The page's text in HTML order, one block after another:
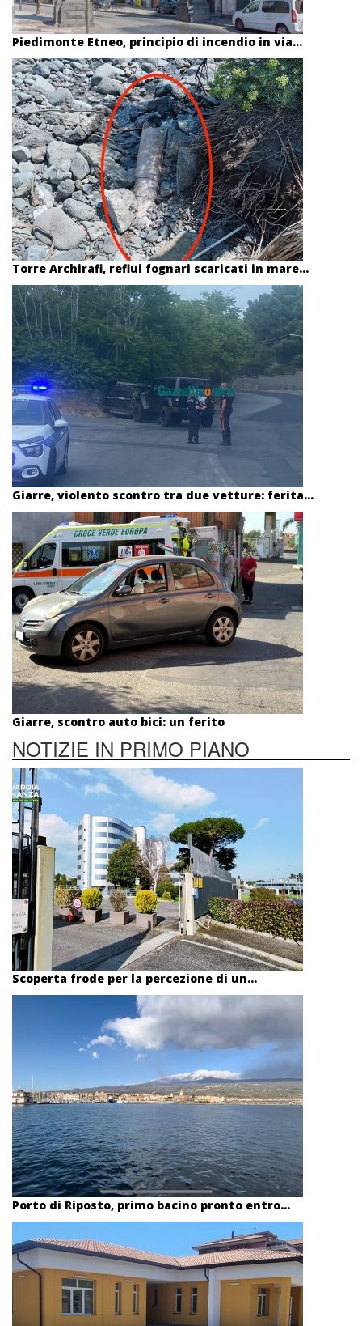
Piedimonte Etneo, principio di incendio in via...
Torre Archirafi, reflui fognari scaricati in mare...
Giarre, violento scontro tra due vetture: ferita...
Giarre, scontro auto bici: un ferito
NOTIZIE IN PRIMO PIANO
Scoperta frode per la percezione di un...
Porto di Riposto, primo bacino pronto entro...